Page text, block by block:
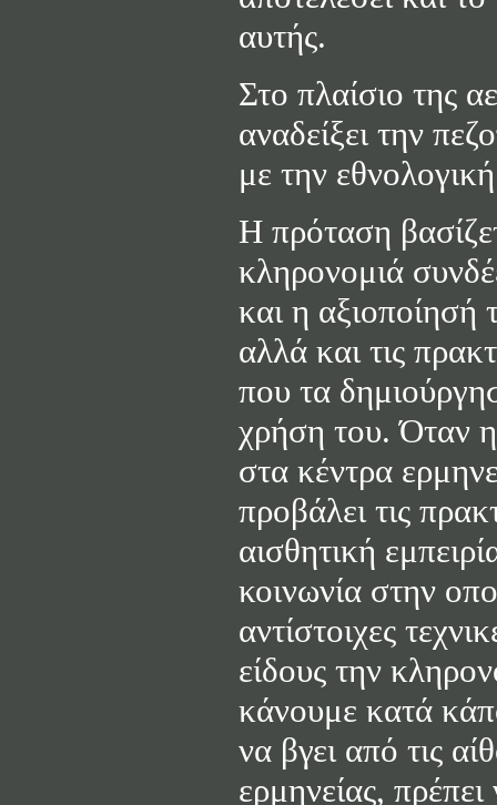
αυτής.
Στο πλαίσιο της
αναδείξει την
με την
Η πρόταση
κληρονομιά
και η αξιοποίησή
αλλά και τις
που τα
χρήση του. Όταν η
στα κέντρα
προβάλει τις
αισθητική
κοινωνία στην
αντίστοιχες
είδους την
κάνουμε κατά
να βγει από τις
ερμηνείας,